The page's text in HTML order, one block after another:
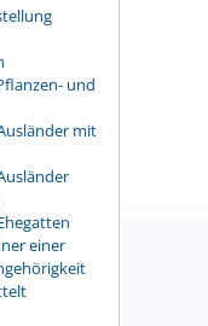
und
mit
einer